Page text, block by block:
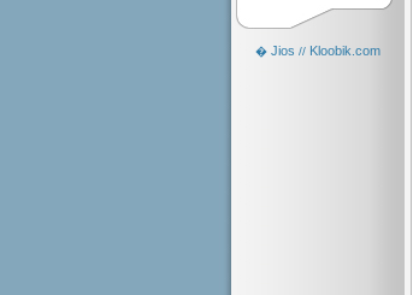
� Jios // Kloobik.com